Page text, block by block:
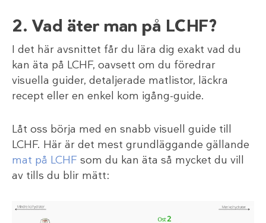
2. Vad äter man på LCHF?
I det här avsnittet får du lära dig exakt vad du
kan äta på LCHF, oavsett om du föredrar
visuella guider, detaljerade matlistor, läckra
recept eller en enkel kom igång-guide.
Låt oss börja med en snabb visuell guide till
LCHF. Här är det mest grundläggande gällande
mat på LCHF som du kan äta så mycket du vill
av tills du blir mätt: